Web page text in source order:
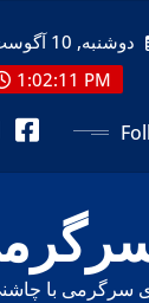
دوشنبه, 10 آگوست 2026
1:02:13 PM
سرگرمی با